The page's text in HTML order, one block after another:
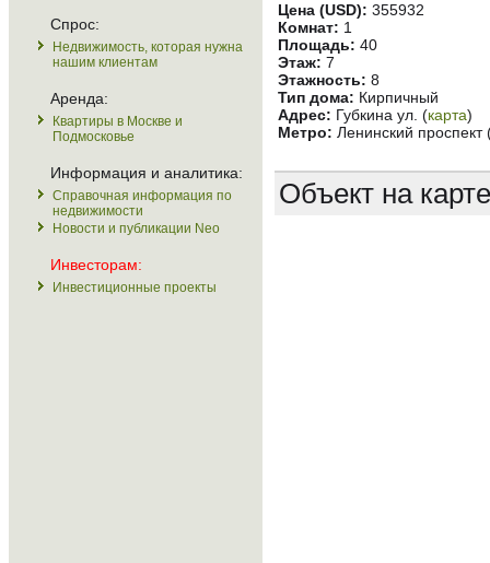
Спрос:
Недвижимость, которая нужна
нашим клиентам
Аренда:
Квартиры в Москве и
Подмосковье
Информация и аналитика:
Справочная информация по
недвижимости
Новости и публикации Neo
Инвесторам:
Инвестиционные проекты
Цена (USD): 355932
Комнат: 1
Площадь: 40
Этаж: 7
Этажность: 8
Тип дома: Кирпичный
Адрес: Губкина ул. (карта)
Метро: Ленинский проспект
Объект на карте